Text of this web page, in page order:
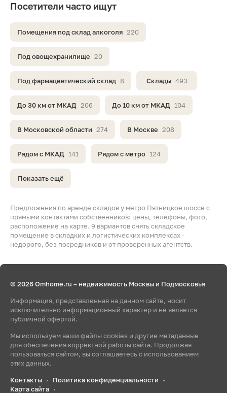
Предложения по аренде складов у метро Пятницкое шоссе с
прямыми контактами собственников: цены, телефоны, фото,
расположение на карте. 9 вариантов снять складское
помещение в складких и логистических комплексах -
недорого, без посредников и от проверенных агентств.
Посетители часто ищут
Помещения под склад алкоголя 220
Под овощехранилище 20
Под фармацевтический склад 8 Склады 493
До 30 км от МКАД 206 До 10 км от МКАД 104
В Московской области 274 В Москве 208
Рядом с МКАД 141 Рядом с метро 124
Показать ещё
© 2026 Omhome.ru – недвижимость Москвы и Подмосковья
Информация, представленная на данном сайте, носит
исключительно информационный характер и не является
публичной офертой.
Мы используем ваши файлы cookies и другие метаданные
для обеспечения корректной работы сайта. Продолжая
пользоваться сайтом, вы соглашаетесь с использованием
этих данных.
Контакты • Политика конфиденциальности •
Карта сайта •